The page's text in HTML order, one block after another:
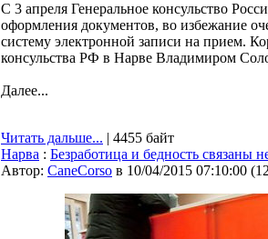
С 3 апреля Генеральное консульство
оформления документов, во избежание
систему электронной записи на прием.
консульства РФ в Нарве Владимиром
Далее...
Читать дальше... | 4455 байт
Нарва : Безработица и бедность связаны
Автор: CaneCorso в 10/04/2015 07:10:00 (